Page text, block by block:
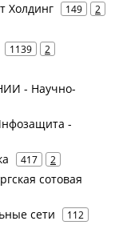
Холдинг 149 2
1139 2
- Научно-
-
417 2
сотовая
сети
112